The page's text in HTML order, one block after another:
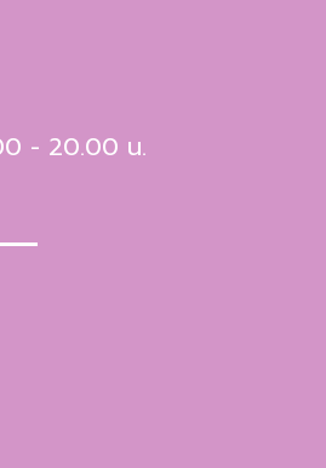
- 20.00 น.